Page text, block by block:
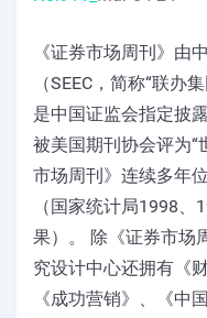
《证券市场周刊》由
（SEEC，简称“联办
是中国证监会指定披
被美国期刊协会评为“
市场周刊》连续多年
（国家统计局1998
果）。 除《证券市场
究设计中心还拥有《
《成功营销》、《中